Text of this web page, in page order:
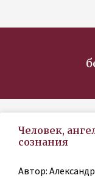
Человек,
сознания
Автор: